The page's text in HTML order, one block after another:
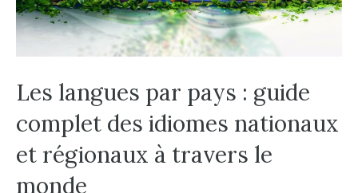
Les langues par pays : guide
complet des idiomes nationaux
et régionaux à travers le
monde